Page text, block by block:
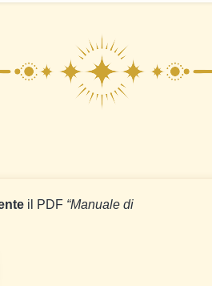
il PDF “Manuale di